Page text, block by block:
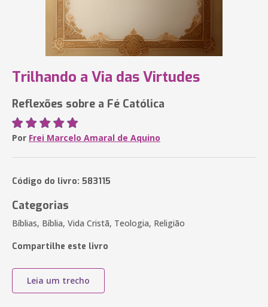
Trilhando a Via das Virtudes
Reflexões sobre a Fé Católica
Por Frei Marcelo Amaral de Aquino
Código do livro: 583115
Categorias
Bíblias, Bíblia, Vida Cristã, Teologia, Religião
Compartilhe este livro
Leia um trecho